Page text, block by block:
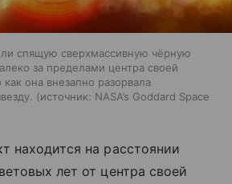
спящую сверхмассивную чёрную
за пределами центра своей
она внезапно разорвала
источник: NASA’s Goddard Space
находится на расстоянии
лет от центра своей